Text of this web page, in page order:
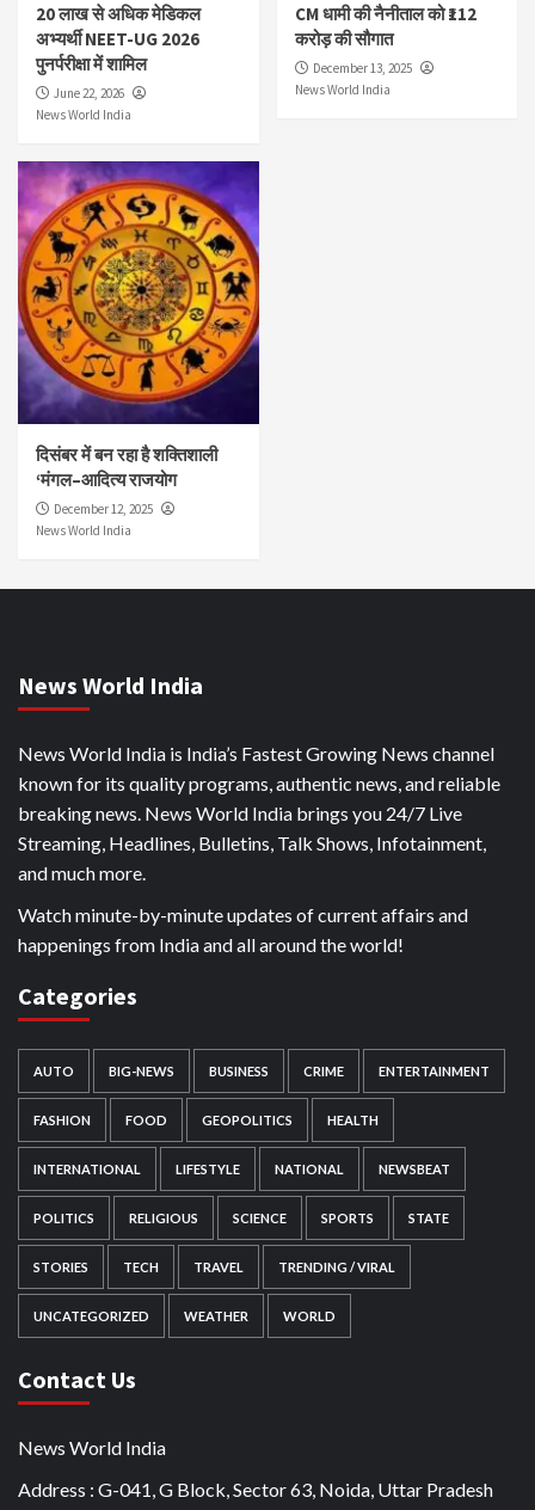
20 लाख से अधिक मेडिकल
अभ्यर्थी NEET-UG 2026
पुनर्परीक्षा में शामिल
June 22, 2026
News World India
CM धामी की नैनीताल को ₹112
करोड़ की सौगात
December 13, 2025
News World India
दिसंबर में बन रहा है शक्तिशाली
‘मंगल–आदित्य राजयोग
December 12, 2025
News World India
News World India
News World India is India’s Fastest Growing News channel
known for its quality programs, authentic news, and reliable
breaking news. News World India brings you 24/7 Live
Streaming, Headlines, Bulletins, Talk Shows, Infotainment,
and much more.
Watch minute-by-minute updates of current affairs and
happenings from India and all around the world!
Categories
AUTO BIG-NEWS BUSINESS CRIME ENTERTAINMENT
FASHION FOOD GEOPOLITICS HEALTH
INTERNATIONAL LIFESTYLE NATIONAL NEWSBEAT
POLITICS RELIGIOUS SCIENCE SPORTS STATE
STORIES TECH TRAVEL TRENDING / VIRAL
UNCATEGORIZED WEATHER WORLD
Contact Us
News World India
Address : G-041, G Block, Sector 63, Noida, Uttar Pradesh